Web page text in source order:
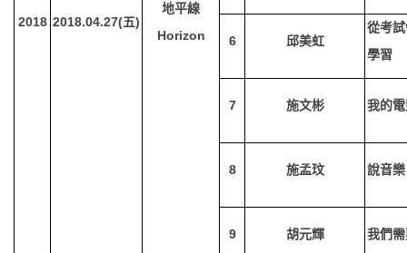
2018 2018.04.27(五)
地平線
Horizon
6 邱美虹
從考
學習
7 施文彬 我的
8 施孟玟 說音
9 胡元輝 我們